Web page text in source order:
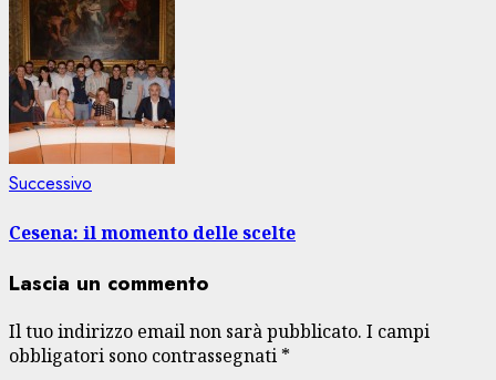
Successivo
Cesena: il momento delle scelte
Lascia un commento
Il tuo indirizzo email non sarà pubblicato. I campi
obbligatori sono contrassegnati *